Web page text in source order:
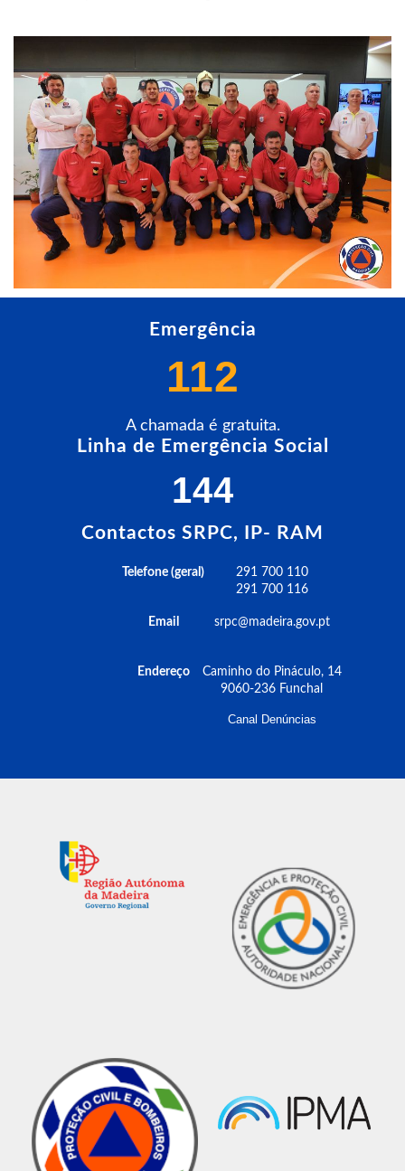
Emergência
112
A chamada é gratuita.
Linha de Emergência Social
144
Contactos SRPC, IP- RAM
Telefone (geral)
Email
Endereço
291 700 110
291 700 116
srpc@madeira.gov.pt
Caminho do Pináculo, 14
9060-236 Funchal
Canal Denúncias